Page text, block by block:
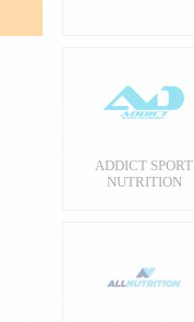
ADDICT SPORT
NUTRITION